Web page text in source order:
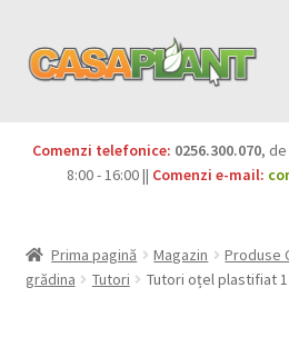
Pesticide
Comenzi telefonice: 0256.300.070,
8:00 - 16:00 || Comenzi e-mail:
Prima pagină Magazin Produse
grădina
Tutori Tutori oțel plastifiat